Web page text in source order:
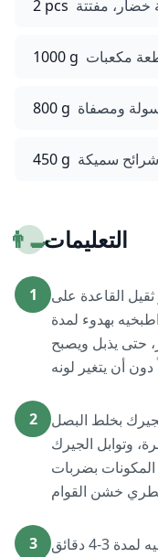
2 pcs مفتتة
1000 g مكعبات
800 g ومصفاة
450 g سميكة
👨‍🍳التعليمات
1
القاعدة على
بهدوء لمدة
حتى يذبل ويصبح
2
بخلط البصل
وتوابل الجيرك
بضربات
3
أضيفي معجون الجيرك إلى البصل واطبخيه لمدة 3-4 دقائق